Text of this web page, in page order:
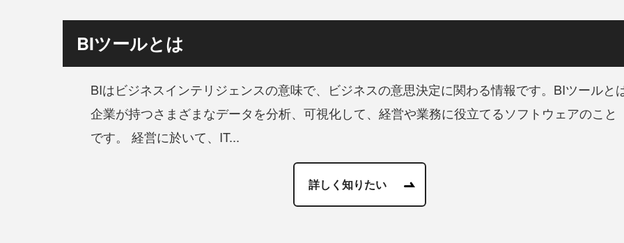
BIツールとは
BIはビジネスインテリジェンスの意味で、ビジネスの意思決定に関わる情報です。BIツールと
企業が持つさまざまなデータを分析、可視化して、経営や業務に役立てるソフトウェアのこと
です。 経営に於いて、IT...
詳しく知りたい